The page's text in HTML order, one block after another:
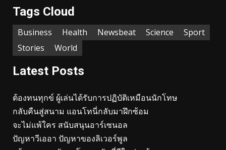
Tags Cloud
Business Health Newsbeat Science
Sport
Stories
World
Latest Posts
ต้องทนทุกข์ ผู้เล่นได้รับการปฏิบัติเหมือนนักโทษ
กลับคืนสู่สนาม แอนโทนี่กลับมาฝึกซ้อม
จะไม่แพ้ใคร สนับสนุนอาร์เซนอล
ปัญหาวีเออา ปัญหาของลิเวอร์พูล